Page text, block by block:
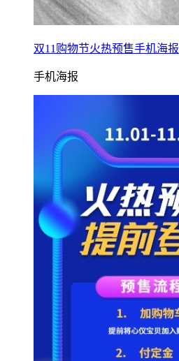
双11购物节火热预售手机海报
手机海报